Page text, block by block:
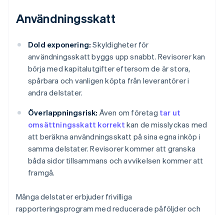
Användningsskatt
Dold exponering: Skyldigheter för
användningsskatt byggs upp snabbt. Revisorer kan
börja med kapitalutgifter eftersom de är stora,
spårbara och vanligen köpta från leverantörer i
andra delstater.
Överlappningsrisk: Även om företag tar ut
omsättningsskatt korrekt kan de misslyckas med
att beräkna användningsskatt på sina egna inköp i
samma delstater. Revisorer kommer att granska
båda sidor tillsammans och avvikelsen kommer att
framgå.
Många delstater erbjuder frivilliga
rapporteringsprogram med reducerade påföljder och